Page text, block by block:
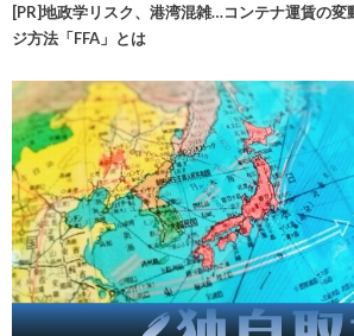
[PR]地政学リスク、港湾混雑…コンテナ運賃の変
ジ方法「FFA」とは